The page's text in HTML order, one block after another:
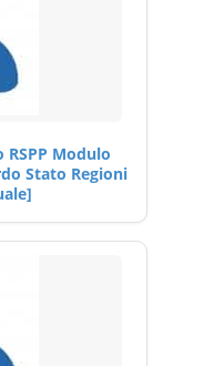
Modulo
Stato Regioni